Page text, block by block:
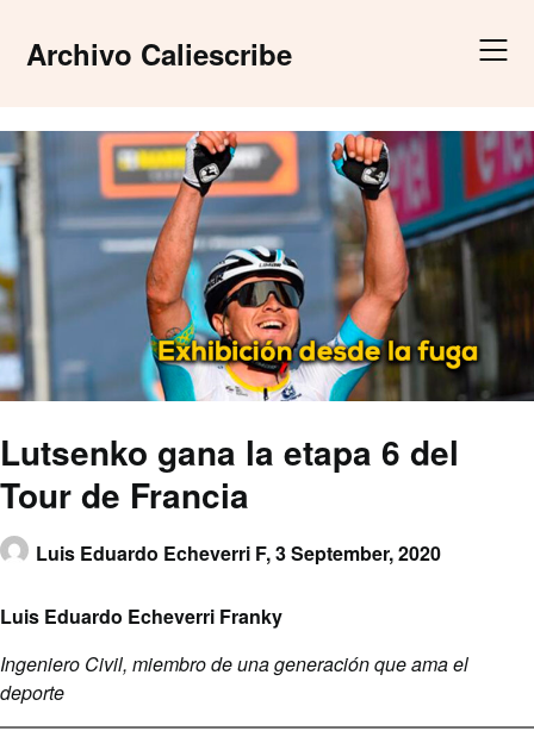
contentArchivo Caliescribe
Lutsenko gana la etapa 6 del
Tour de Francia
Luis Eduardo Echeverri F,3 September, 2020
Luis Eduardo Echeverri Franky
Ingeniero Civil, miembro de una generación que ama el
deporte